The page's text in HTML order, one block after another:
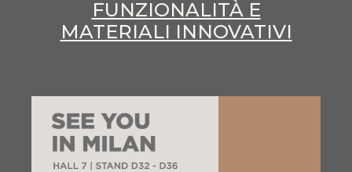
FUNZIONALITÀ E
MATERIALI INNOVATIVI